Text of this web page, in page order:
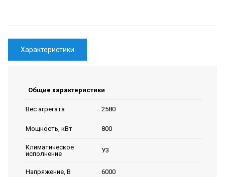
Характеристики
Общие характеристики
Вес агрегата 2580
Мощность, кВт 800
Климатическое
исполнение
У3
Напряжение, В 6000